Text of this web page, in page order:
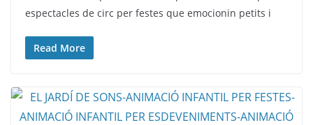
espectacles de circ per festes que emocionin petits i
Read More